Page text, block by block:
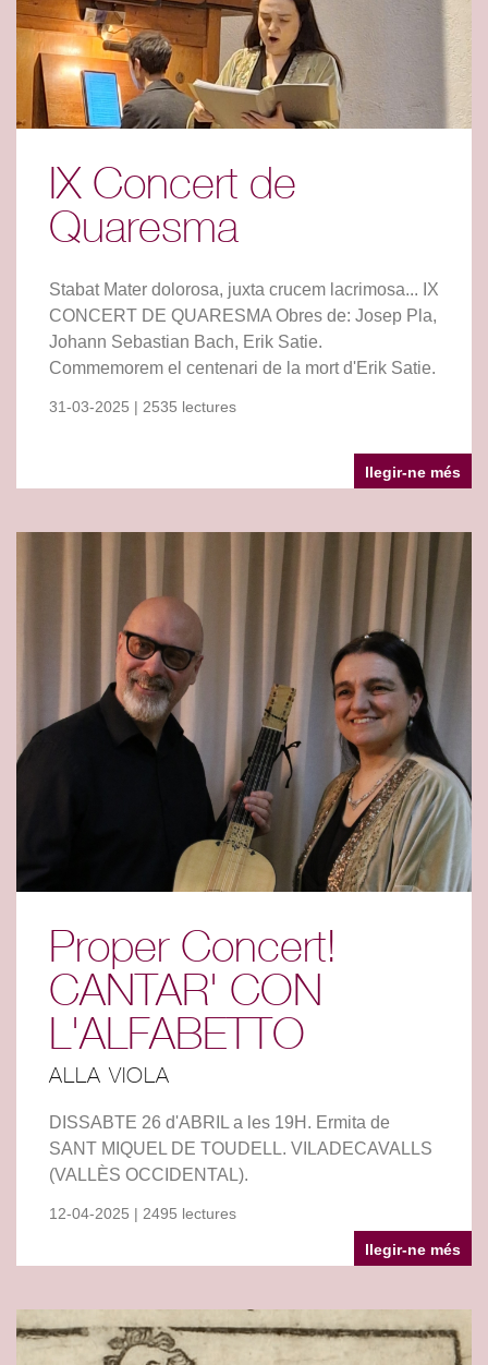
IX Concert de
Quaresma
Stabat Mater dolorosa, juxta crucem lacrimosa... IX
CONCERT DE QUARESMA Obres de: Josep Pla,
Johann Sebastian Bach, Erik Satie.
Commemorem el centenari de la mort d'Erik Satie.
31-03-2025 | 2535 lectures
llegir-ne més
Proper Concert!
CANTAR' CON
L'ALFABETTO
ALLA VIOLA
DISSABTE 26 d'ABRIL a les 19H. Ermita de
SANT MIQUEL DE TOUDELL. VILADECAVALLS
(VALLÈS OCCIDENTAL).
12-04-2025 | 2495 lectures
llegir-ne més